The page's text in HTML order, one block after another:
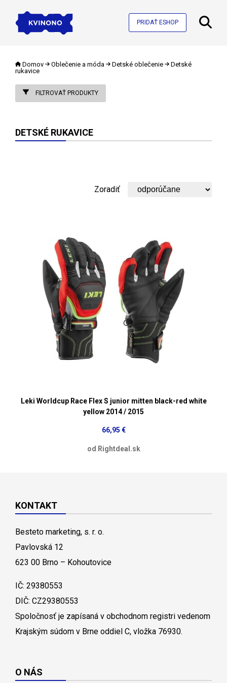
PRIDAŤ ESHOP
Domov Oblečenie a móda Detské oblečenie
Detské
rukavice
FILTROVAŤ PRODUKTY
DETSKÉ RUKAVICE
Zoradiť
Leki Worldcup Race Flex S junior mitten black-red white
yellow 2014 / 2015
66,95 €
od Rightdeal.sk
KONTAKT
Besteto marketing, s. r. o.
Pavlovská 12
623 00 Brno – Kohoutovice
IČ: 29380553
DIČ: CZ29380553
Spoločnosť je zapísaná v obchodnom registri vedenom
Krajským súdom v Brne oddiel C, vložka 76930.
O NÁS